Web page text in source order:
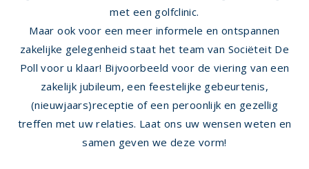
met een golfclinic.
Maar ook voor een meer informele en ontspannen
zakelijke gelegenheid staat het team van Sociëteit De
Poll voor u klaar! Bijvoorbeeld voor de viering van een
zakelijk jubileum, een feestelijke gebeurtenis,
(nieuwjaars)receptie of een peroonlijk en gezellig
treffen met uw relaties. Laat ons uw wensen weten en
samen geven we deze vorm!